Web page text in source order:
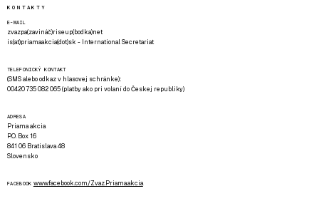
KONTAKTY
E-MAIL
zvazpa(zavináč)riseup(bodka)net
is(at)priamaakcia(dot)sk - International Secretariat
TELEFONICKÝ KONTAKT
(SMS alebo odkaz v hlasovej schránke):
00420 735 082 065 (platby ako pri volaní do Českej republiky)
ADRESA
Priama akcia
P.O. Box 16
841 06 Bratislava 48
Slovensko
FACEBOOK www.facebook.com/Zvaz.Priama.akcia